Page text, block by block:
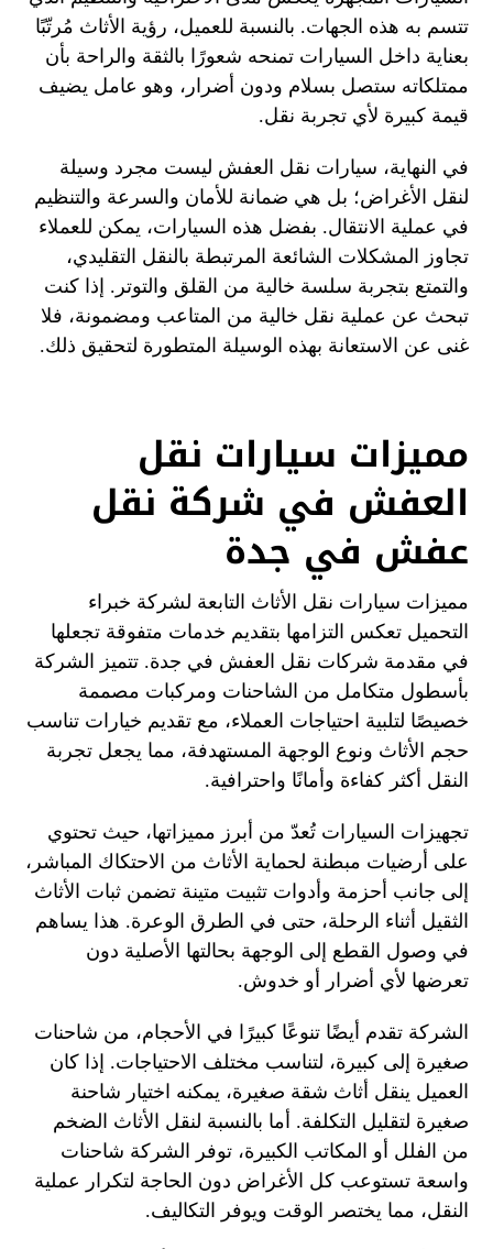
تتسم به هذه الجهات. بالنسبة للعميل، رؤية الأثاث مُرتّبًا
بعناية داخل السيارات تمنحه شعورًا بالثقة والراحة بأن
ممتلكاته ستصل بسلام ودون أضرار، وهو عامل يضيف
قيمة كبيرة لأي تجربة نقل.
في النهاية، سيارات نقل العفش ليست مجرد وسيلة
لنقل الأغراض؛ بل هي ضمانة للأمان والسرعة والتنظيم
في عملية الانتقال. بفضل هذه السيارات، يمكن للعملاء
تجاوز المشكلات الشائعة المرتبطة بالنقل التقليدي،
والتمتع بتجربة سلسة خالية من القلق والتوتر. إذا كنت
تبحث عن عملية نقل خالية من المتاعب ومضمونة، فلا
غنى عن الاستعانة بهذه الوسيلة المتطورة لتحقيق ذلك.
مميزات سيارات نقل
العفش في شركة نقل
عفش في جدة
مميزات سيارات نقل الأثاث التابعة لشركة خبراء
التحميل تعكس التزامها بتقديم خدمات متفوقة تجعلها
في مقدمة شركات نقل العفش في جدة. تتميز الشركة
بأسطول متكامل من الشاحنات ومركبات مصممة
خصيصًا لتلبية احتياجات العملاء، مع تقديم خيارات تناسب
حجم الأثاث ونوع الوجهة المستهدفة، مما يجعل تجربة
النقل أكثر كفاءة وأمانًا واحترافية.
تجهيزات السيارات تُعدّ من أبرز مميزاتها، حيث تحتوي
على أرضيات مبطنة لحماية الأثاث من الاحتكاك المباشر،
إلى جانب أحزمة وأدوات تثبيت متينة تضمن ثبات الأثاث
الثقيل أثناء الرحلة، حتى في الطرق الوعرة. هذا يساهم
في وصول القطع إلى الوجهة بحالتها الأصلية دون
تعرضها لأي أضرار أو خدوش.
الشركة تقدم أيضًا تنوعًا كبيرًا في الأحجام، من شاحنات
صغيرة إلى كبيرة، لتناسب مختلف الاحتياجات. إذا كان
العميل ينقل أثاث شقة صغيرة، يمكنه اختيار شاحنة
صغيرة لتقليل التكلفة. أما بالنسبة لنقل الأثاث الضخم
من الفلل أو المكاتب الكبيرة، توفر الشركة شاحنات
واسعة تستوعب كل الأغراض دون الحاجة لتكرار عملية
النقل، مما يختصر الوقت ويوفر التكاليف.